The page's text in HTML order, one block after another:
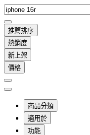
推薦排序
熱銷度
新上架
價格
商品分類
適用於
功能